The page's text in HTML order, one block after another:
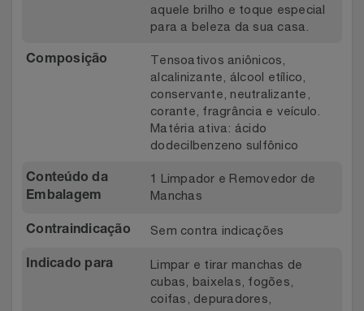
aquele brilho e toque especial
para a beleza da sua casa.
Composição
Tensoativos aniônicos,
alcalinizante, álcool etílico,
conservante, neutralizante,
corante, fragrância e veículo.
Matéria ativa: ácido
dodecilbenzeno sulfônico
Conteúdo da
Embalagem
1 Limpador e Removedor de
Manchas
Contraindicação Sem contra indicações
Indicado para
Limpar e tirar manchas de
cubas, baixelas, fogões,
coifas, depuradores,